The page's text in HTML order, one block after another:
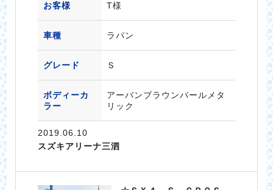
お客様 T様
車種 ラパン
グレード Ｓ
ボディーカ
ラー
アーバンブラウンパールメタ
リック
2019.06.10
スズキアリーナ三泗